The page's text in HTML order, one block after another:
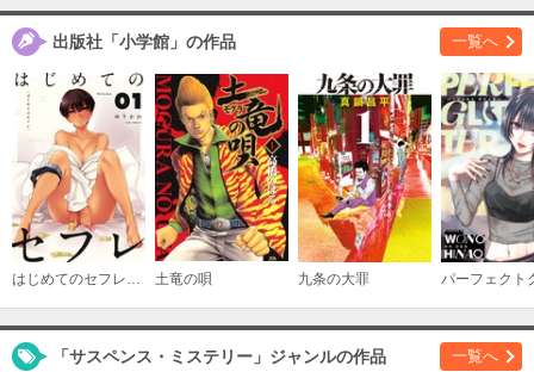
出版社「小学館」の作品 一覧へ
はじめてのセフレ【単話】 土竜の唄 九条の大罪
「サスペンス・ミステリー」ジャンルの作品 一覧へ